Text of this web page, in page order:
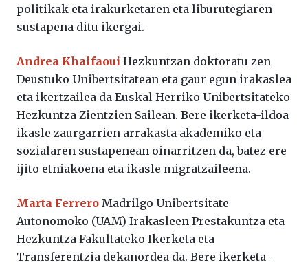
politikak eta irakurketaren eta liburutegiaren
sustapena ditu ikergai.
Andrea Khalfaoui Hezkuntzan doktoratu zen
Deustuko Unibertsitatean eta gaur egun irakaslea
eta ikertzailea da Euskal Herriko Unibertsitateko
Hezkuntza Zientzien Sailean. Bere ikerketa-ildoa
ikasle zaurgarrien arrakasta akademiko eta
sozialaren sustapenean oinarritzen da, batez ere
ijito etniakoena eta ikasle migratzaileena.
Marta Ferrero Madrilgo Unibertsitate
Autonomoko (UAM) Irakasleen Prestakuntza eta
Hezkuntza Fakultateko Ikerketa eta
Transferentzia dekanordea da. Bere ikerketa-